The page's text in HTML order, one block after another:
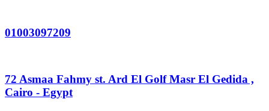
01003097209
72 Asmaa Fahmy st. Ard El Golf Masr El Gedida ,
Cairo - Egypt